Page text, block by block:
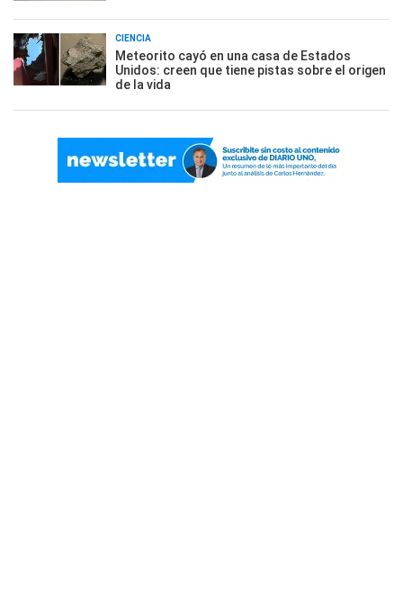
CIENCIA
Meteorito cayó en una casa de Estados
Unidos: creen que tiene pistas sobre el origen
de la vida